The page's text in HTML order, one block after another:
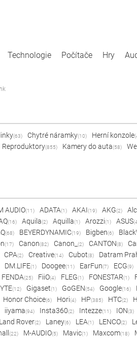
Technologie Počítače Hry
(63) Chytré náramky(10) Herní konzole
Reproduktory(855) Kamery do auta(58)
AUDIO(11) ADATA(1) AKAI(19) AKG(2)
(16) Aquila(2) Aquilla(1) Arozzi(1) ASUS
(68) BEYERDYNAMIC(19) Bigben(6)
(17) Canon(82) Canon_ (2) CANTON(8)
CPA(2) Creative(14) Cubot(8) Datram
DM.LIFE(1) Doogee(11) EarFun(7) ECG(9)
FENDA(25) FiiO(4) FLEG(1) FONESTAR(1)
(12) Gigaset(1) GoGEN(54) Google(16)
Honor Choice(6) Hori(4) HP(385) HTC(2)
iiyama(94) Insta360(2) Intezze(11) ION(3)
Land Rover(2) Laney(6) LEA(1) LENCO(2)
(22) M-AUDIO(5) Mavic(1) Maxcom(18)